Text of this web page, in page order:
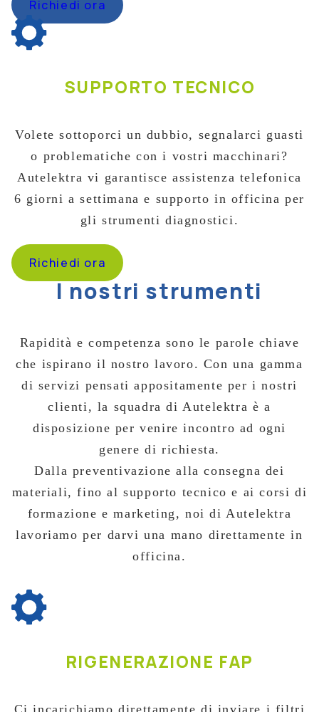
Richiedi ora
SUPPORTO TECNICO
Volete sottoporci un dubbio, segnalarci guasti
o problematiche con i vostri macchinari?
Autelektra vi garantisce assistenza telefonica
6 giorni a settimana e supporto in officina per
gli strumenti diagnostici.
Richiedi ora
I nostri strumenti
Rapidità e competenza sono le parole chiave
che ispirano il nostro lavoro. Con una gamma
di servizi pensati appositamente per i nostri
clienti, la squadra di Autelektra è a
disposizione per venire incontro ad ogni
genere di richiesta.
Dalla preventivazione alla consegna dei
materiali, fino al supporto tecnico e ai corsi di
formazione e marketing, noi di Autelektra
lavoriamo per darvi una mano direttamente in
officina.
RIGENERAZIONE FAP
Ci incarichiamo direttamente di inviare i filtri